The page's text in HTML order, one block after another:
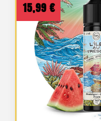
15,99 €